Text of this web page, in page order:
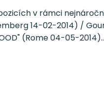
v rámci
14-02-2014) /
(Rome 04-05-